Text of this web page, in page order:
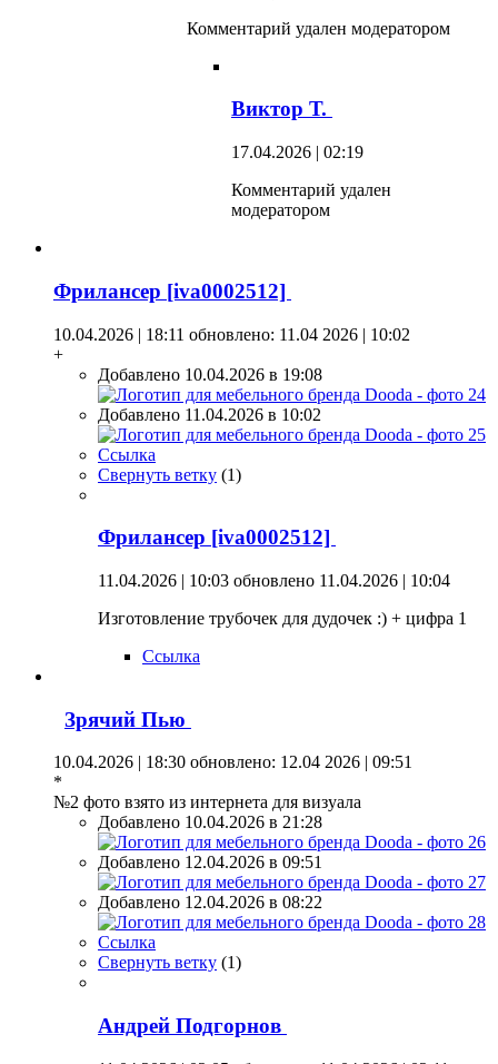
Комментарий удален модератором
Виктор Т.
17.04.2026 | 02:19
Комментарий удален
модератором
Фрилансер [iva0002512]
10.04.2026 | 18:11 обновлено: 11.04 2026 | 10:02
+
Добавлено 10.04.2026 в 19:08
Добавлено 11.04.2026 в 10:02
Ссылка
Свернуть ветку (1)
Фрилансер [iva0002512]
11.04.2026 | 10:03 обновлено 11.04.2026 | 10:04
Изготовление трубочек для дудочек :) + цифра 1
Ссылка
Зрячий Пью
10.04.2026 | 18:30 обновлено: 12.04 2026 | 09:51
*
№2 фото взято из интернета для визуала
Добавлено 10.04.2026 в 21:28
Добавлено 12.04.2026 в 09:51
Добавлено 12.04.2026 в 08:22
Ссылка
Свернуть ветку (1)
Андрей Подгорнов